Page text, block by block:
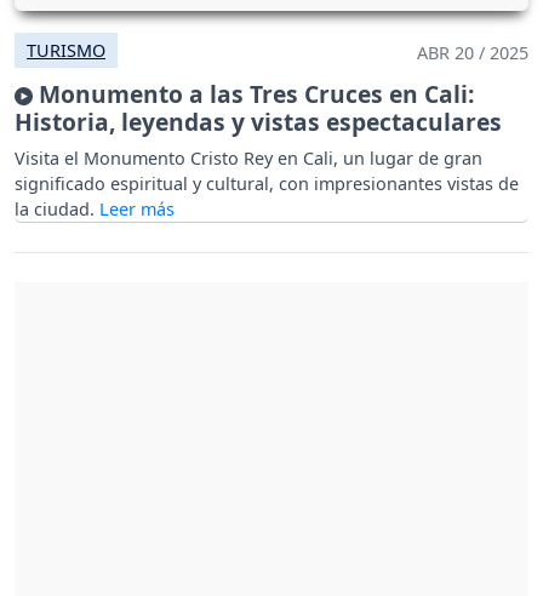
TURISMO ABR 20 / 2025
Monumento a las Tres Cruces en Cali:
Historia, leyendas y vistas espectaculares
Visita el Monumento Cristo Rey en Cali, un lugar de gran
significado espiritual y cultural, con impresionantes vistas de
la ciudad.